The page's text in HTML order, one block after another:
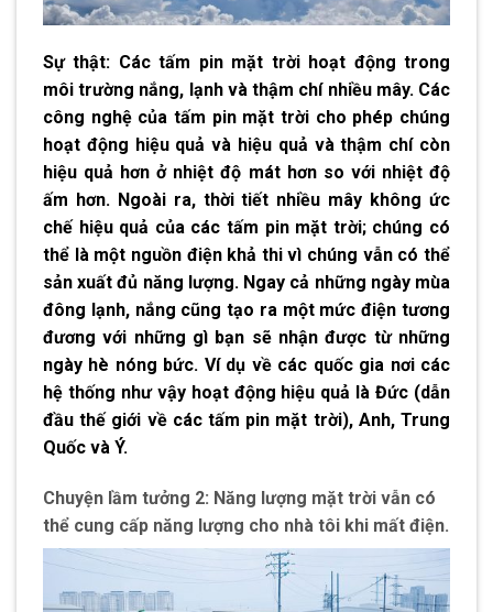
Sự thật: Các tấm pin mặt trời hoạt động trong
môi trường nắng, lạnh và thậm chí nhiều mây. Các
công nghệ của tấm pin mặt trời cho phép chúng
hoạt động hiệu quả và hiệu quả và thậm chí còn
hiệu quả hơn ở nhiệt độ mát hơn so với nhiệt độ
ấm hơn. Ngoài ra, thời tiết nhiều mây không ức
chế hiệu quả của các tấm pin mặt trời; chúng có
thể là một nguồn điện khả thi vì chúng vẫn có thể
sản xuất đủ năng lượng. Ngay cả những ngày mùa
đông lạnh, nắng cũng tạo ra một mức điện tương
đương với những gì bạn sẽ nhận được từ những
ngày hè nóng bức. Ví dụ về các quốc gia nơi các
hệ thống như vậy hoạt động hiệu quả là Đức (dẫn
đầu thế giới về các tấm pin mặt trời), Anh, Trung
Quốc và Ý.
Chuyện lầm tưởng 2: Năng lượng mặt trời vẫn có
thể cung cấp năng lượng cho nhà tôi khi mất điện.